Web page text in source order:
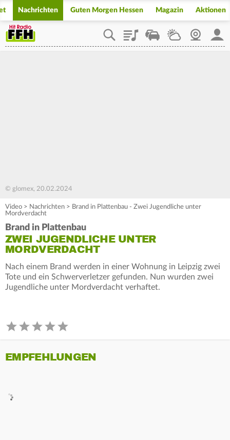
Nachrichten Guten Morgen Hessen Magazin Aktionen
PlaylistStaupilotWetterWebcam
© glomex, 20.02.2024
Video > Nachrichten > Brand in Plattenbau - Zwei Jugendliche unter
Mordverdacht
Brand in Plattenbau
ZWEI JUGENDLICHE UNTER
MORDVERDACHT
Nach einem Brand werden in einer Wohnung in Leipzig zwei
Tote und ein Schwerverletzer gefunden. Nun wurden zwei
Jugendliche unter Mordverdacht verhaftet.
EMPFEHLUNGEN